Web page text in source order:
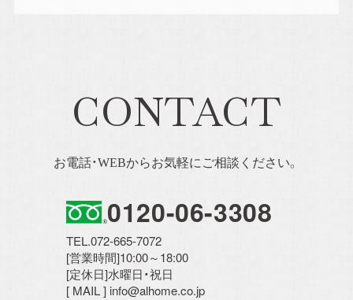
CONTACT
お電話・WEBからお気軽にご相談ください。
0120-06-3308
TEL.072-665-7072
[営業時間]10:00～18:00
[定休日]水曜日・祝日
[ MAIL ] info@alhome.co.jp